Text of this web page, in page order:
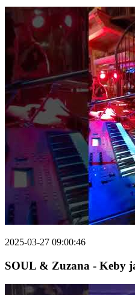
2025-03-27 09:00:46
SOUL & Zuzana - Keby